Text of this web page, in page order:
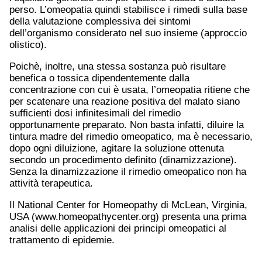
perso. L’omeopatia quindi stabilisce i rimedi sulla base
della valutazione complessiva dei sintomi
dell’organismo considerato nel suo insieme (approccio
olistico).
Poichè, inoltre, una stessa sostanza può risultare
benefica o tossica dipendentemente dalla
concentrazione con cui è usata, l’omeopatia ritiene che
per scatenare una reazione positiva del malato siano
sufficienti dosi infinitesimali del rimedio
opportunamente preparato. Non basta infatti, diluire la
tintura madre del rimedio omeopatico, ma è necessario,
dopo ogni diluizione, agitare la soluzione ottenuta
secondo un procedimento definito (dinamizzazione).
Senza la dinamizzazione il rimedio omeopatico non ha
attività terapeutica.
Il National Center for Homeopathy di McLean, Virginia,
USA (www.homeopathycenter.org) presenta una prima
analisi delle applicazioni dei principi omeopatici al
trattamento di epidemie.